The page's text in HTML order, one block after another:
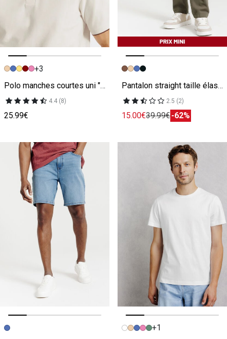
Image précédente
Image suivante
+3
Polo manches courtes uni "le parfait by JULES"
4.4 (8)
25.99€
Image précédente
Image suivante
Pantalon straight taille élastiquée
2.5 (2)
15.00€39.99€-62%
Image précédente
Image suivante
Image précédente
Image suivante
+1